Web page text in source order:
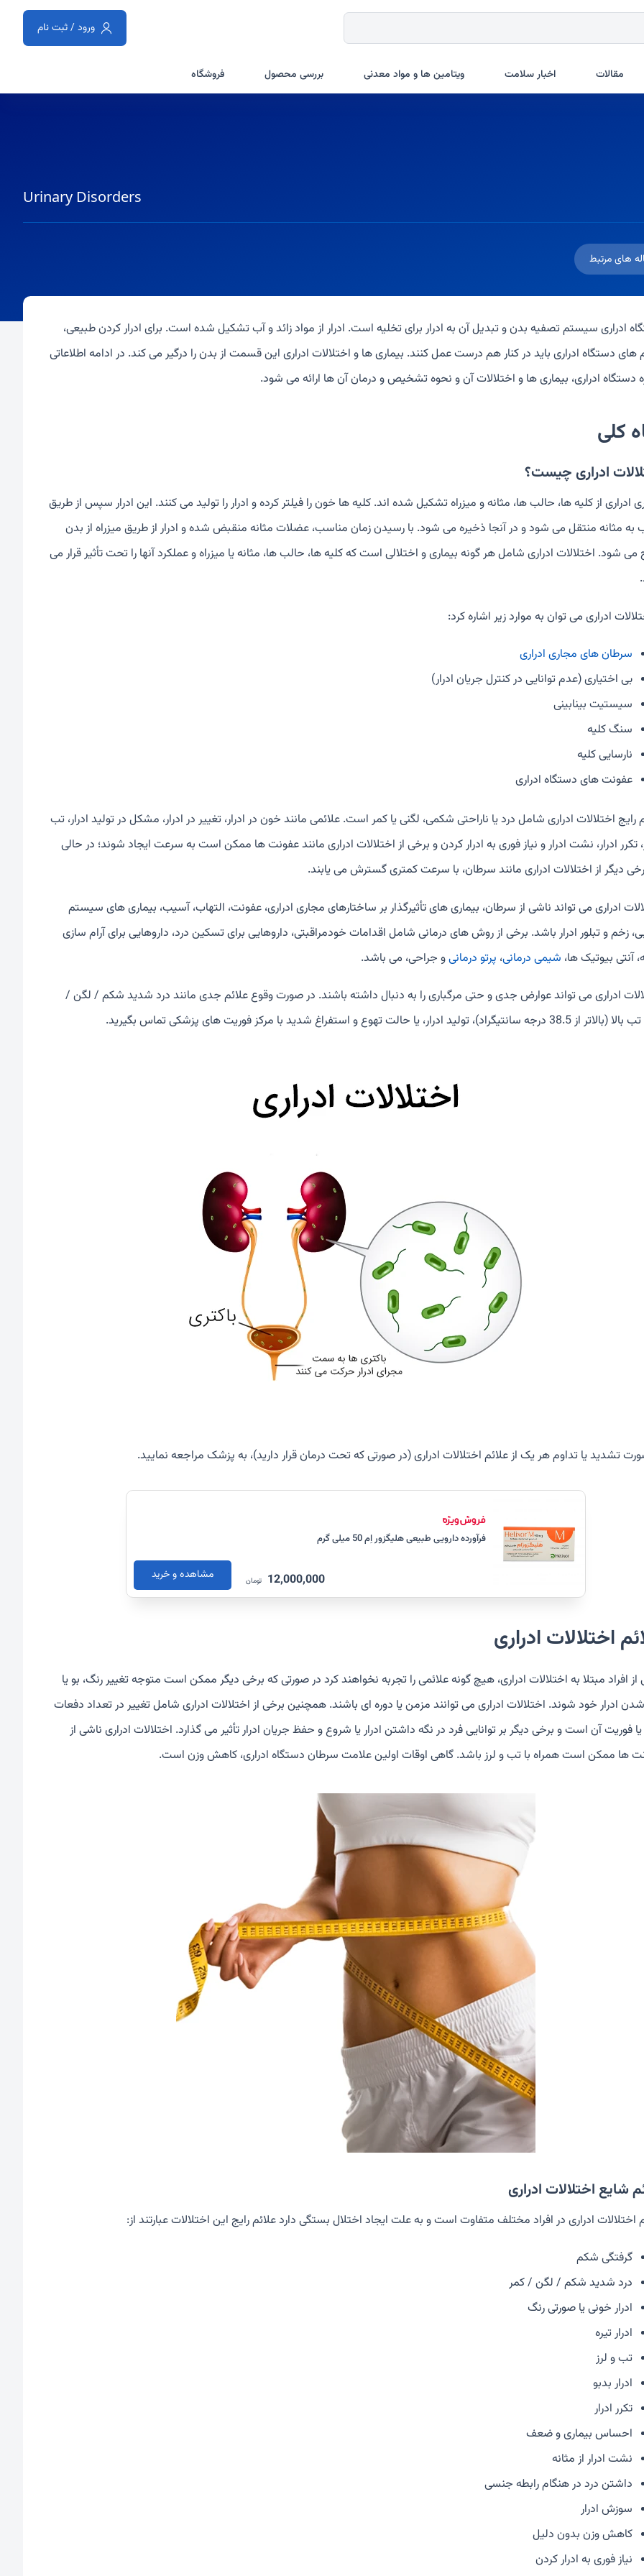
ورود / ثبت نام
مقالات اخبار سلامت ویتامین ها و مواد معدنی بررسی محصول فروشگاه
Urinary Disorders
های مرتبط
ادراری سیستم تصفیه بدن و تبدیل آن به ادرار برای تخلیه است. ادرار از مواد زائد و آب تشکیل شده است. برای ادرار کردن طبیعی،
های دستگاه ادراری باید در کنار هم درست عمل کنند. بیماری ها و اختلالات ادراری این قسمت از بدن را درگیر می کند. در ادامه اطلاعاتی
دستگاه ادراری، بیماری ها و اختلالات آن و نحوه تشخیص و درمان آن ها ارائه می شود.
کلی
ادراری چیست؟
ادراری از کلیه ها، حالب ها، مثانه و میزراه تشکیل شده اند. کلیه ها خون را فیلتر کرده و ادرار را تولید می کنند. این ادرار سپس از طریق
به مثانه منتقل می شود و در آنجا ذخیره می شود. با رسیدن زمان مناسب، عضلات مثانه منقبض شده و ادرار از طریق میزراه از بدن
می شود. اختلالات ادراری شامل هر گونه بیماری و اختلالی است که کلیه ها، حالب ها، مثانه یا میزراه و عملکرد آنها را تحت تأثیر قرار می
ادراری می توان به موارد زیر اشاره کرد:
سرطان های مجاری ادراری
بی اختیاری (عدم توانایی در کنترل جریان ادرار)
سیستیت بینابینی
سنگ کلیه
نارسایی کلیه
عفونت های دستگاه ادراری
رایج اختلالات ادراری شامل درد یا ناراحتی شکمی، لگنی یا کمر است. علائمی مانند خون در ادرار، تغییر در ادرار، مشکل در تولید ادرار، تب
تکرر ادرار، نشت ادرار و نیاز فوری به ادرار کردن و برخی از اختلالات ادراری مانند عفونت ها ممکن است به سرعت ایجاد شوند؛ در حالی
دیگر از اختلالات ادراری مانند سرطان، با سرعت کمتری گسترش می یابند.
ادراری می تواند ناشی از سرطان، بیماری های تأثیرگذار بر ساختارهای مجاری ادراری، عفونت، التهاب، آسیب، بیماری های سیستم
زخم و تبلور ادرار باشد. برخی از روش های درمانی شامل اقدامات خودمراقبتی، داروهایی برای تسکین درد، داروهایی برای آرام سازی
آنتی بیوتیک ها، شیمی درمانی، پرتو درمانیو جراحی، می باشد.
ادراری می تواند عوارض جدی و حتی مرگباری را به دنبال داشته باشند. در صورت وقوع علائم جدی مانند درد شدید شکم / لگن /
سانتیگراد)، تولید ادرار، یا حالت تهوع و استفراغ شدید با مرکز فوریت های پزشکی تماس بگیرید.
تشدید یا تداوم هر یک از علائم اختلالات ادراری (در صورتی که تحت درمان قرار دارید)، به پزشک مراجعه نمایید.
فرآورده دارویی طبیعی هلیگزور اِم 50 میلی گرم
12,000,000 تومان مشاهده و خرید
اختلالات ادراری
از افراد مبتلا به اختلالات ادراری، هیچ گونه علائمی را تجربه نخواهند کرد در صورتی که برخی دیگر ممکن است متوجه تغییر رنگ، بو یا
ادرار خود شوند. اختلالات ادراری می توانند مزمن یا دوره ای باشند. همچنین برخی از اختلالات ادراری شامل تغییر در تعداد دفعات
یا فوریت آن است و برخی دیگر بر توانایی فرد در نگه داشتن ادرار یا شروع و حفظ جریان ادرار تأثیر می گذارد. اختلالات ادراری ناشی از
ها ممکن است همراه با تب و لرز باشد. گاهی اوقات اولین علامت سرطان دستگاه ادراری، کاهش وزن است.
شایع اختلالات ادراری
اختلالات ادراری در افراد مختلف متفاوت است و به علت ایجاد اختلال بستگی دارد علائم رایج این اختلالات عبارتند از:
گرفتگی شکم
درد شدید شکم / لگن / کمر
ادرار خونی یا صورتی رنگ
ادرار تیره
تب و لرز
ادرار بدبو
تکرر ادرار
احساس بیماری و ضعف
نشت ادرار از مثانه
داشتن درد در هنگام رابطه جنسی
سوزش ادرار
کاهش وزن بدون دلیل
نیاز فوری به ادرار کردن